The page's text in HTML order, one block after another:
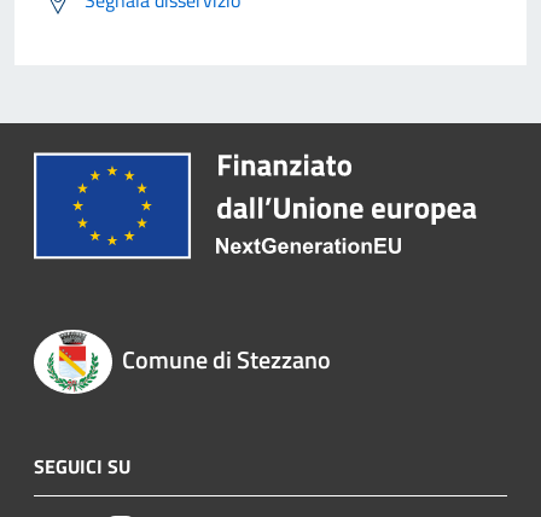
Comune di Stezzano
SEGUICI SU